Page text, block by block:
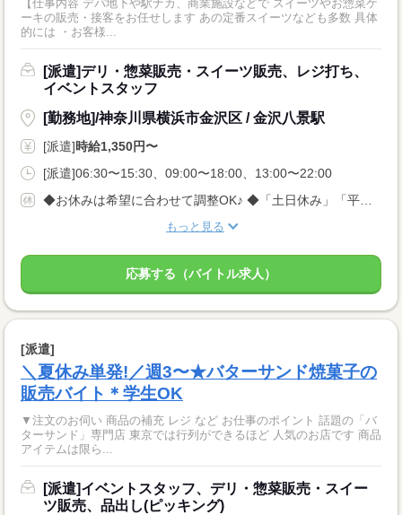
【仕事内容 デパ地下や駅ナカ、商業施設などで スイーツやお惣菜ケ
ーキの販売・接客をお任せします あの定番スイーツなども多数 具体
的には ・お客様...
[派遣]デリ・惣菜販売・スイーツ販売、レジ打ち、
イベントスタッフ
[勤務地]/神奈川県横浜市金沢区 / 金沢八景駅
[派遣]時給1,350円〜
[派遣]06:30〜15:30、09:00〜18:00、13:00〜22:00
◆お休みは希望に合わせて調整OK♪ ◆「土日休み」「平日休み」などもお気軽にご相談ください！ ◆テスト期間や家庭の事情など、柔軟に対応します◎
もっと見る
応募する（バイトル求人）
[派遣]
＼夏休み単発!／週3〜★バターサンド焼菓子の
販売バイト＊学生OK
▼注文のお伺い 商品の補充 レジ など お仕事のポイント 話題の「バ
ターサンド」専門店 東京では行列ができるほど 人気のお店です 商品
アイテムは限ら...
[派遣]イベントスタッフ、デリ・惣菜販売・スイー
ツ販売、品出し(ピッキング)